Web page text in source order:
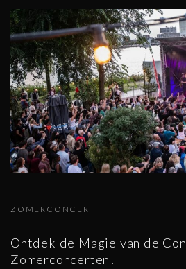
ZOMERCONCERT
Ontdek de Magie van de
Zomerconcerten!